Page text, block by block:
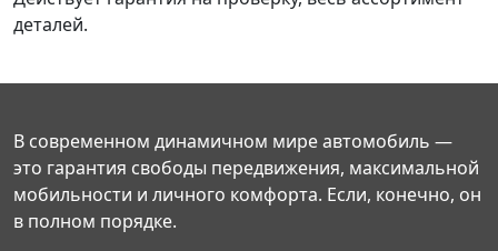
деталей.
В современном динамичном мире автомобиль —
это гарантия свободы передвижения, максимальной
мобильности и личного комфорта. Если, конечно, он
в полном порядке.